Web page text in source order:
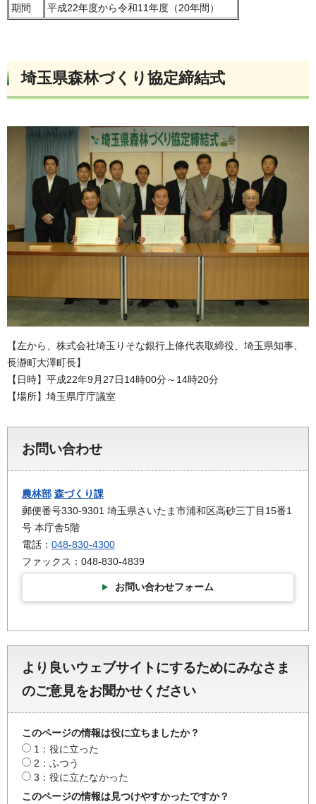
期間
平成22年度から令和11年度（20年間）
埼玉県森林づくり協定締結式
【左から、株式会社埼玉りそな銀行上條代表取締役、埼玉県知事、
長瀞町大澤町長】
【日時】平成22年9月27日14時00分～14時20分
【場所】埼玉県庁庁議室
お問い合わせ
農林部 森づくり課
郵便番号330-9301 埼玉県さいたま市浦和区高砂三丁目15番1
号 本庁舎5階
電話： 048-830-4300
ファックス：048-830-4839
お問い合わせフォーム
より良いウェブサイトにするためにみなさま
のご意見をお聞かせください
このページの情報は役に立ちましたか？
1：役に立った
2：ふつう
3：役に立たなかった
このページの情報は見つけやすかったですか？